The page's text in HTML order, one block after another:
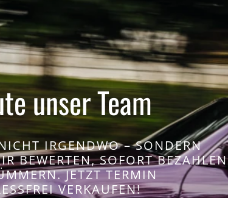
unser Team
IRGENDWO – SONDERN
BEWERTEN, SOFORT BEZAHLEN
JETZT TERMIN
VERKAUFEN!